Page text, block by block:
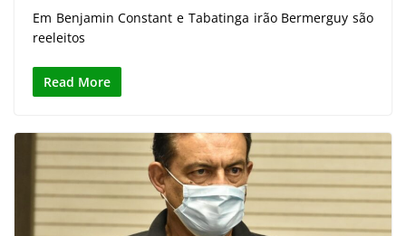
Em Benjamin Constant e Tabatinga irão Bermerguy são
reeleitos
Read More